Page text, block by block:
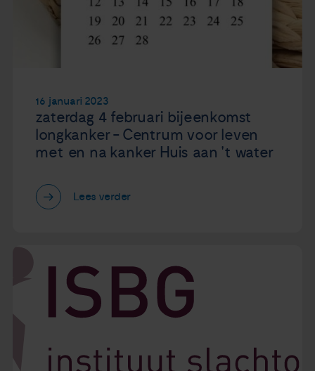
16 januari 2023
zaterdag 4 februari bijeenkomst
longkanker - Centrum voor leven
met en na kanker Huis aan 't water
Lees verder